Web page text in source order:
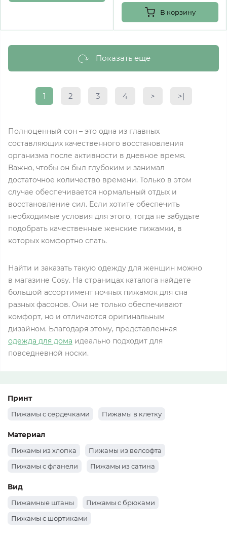
В корзину
Показать еще
1 2 3 4 > >|
Полноценный сон – это одна из главных
составляющих качественного восстановления
организма после активности в дневное время.
Важно, чтобы он был глубоким и занимал
достаточное количество времени. Только в этом
случае обеспечивается нормальный отдых и
восстановление сил. Если хотите обеспечить
необходимые условия для этого, тогда не забудьте
подобрать качественные женские пижамки, в
которых комфортно спать.
Найти и заказать такую одежду для женщин можно
в магазине Cosy. На страницах каталога найдете
большой ассортимент ночных пижамок для сна
разных фасонов. Они не только обеспечивают
комфорт, но и отличаются оригинальным
дизайном. Благодаря этому, представленная
одежда для дома идеально подходит для
повседневной носки.
сна
Многие девушки знают, что качество сна зависит
Но, это далеко не все факторы. Значение имеет
также гардероб для сна. Женские домашние
пижамы должны не только быть стильными, но еще
Среди них возможность делать свободные
движения, использование приятной к телу
качественный пошив. Важен также подбор
Принт
Пижамы с сердечками Пижамы в клетку
Материал
Пижамы из хлопка
Пижамы из велсофта
Пижамы с фланели
Пижамы из сатина
Вид
Пижамные штаны
Пижамы с брюками
Пижамы с шортиками